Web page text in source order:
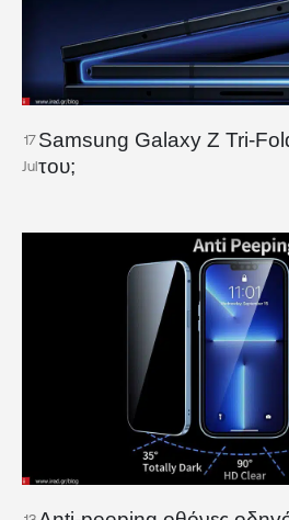
17
Jul
Samsung Galaxy Z Tri-
του;